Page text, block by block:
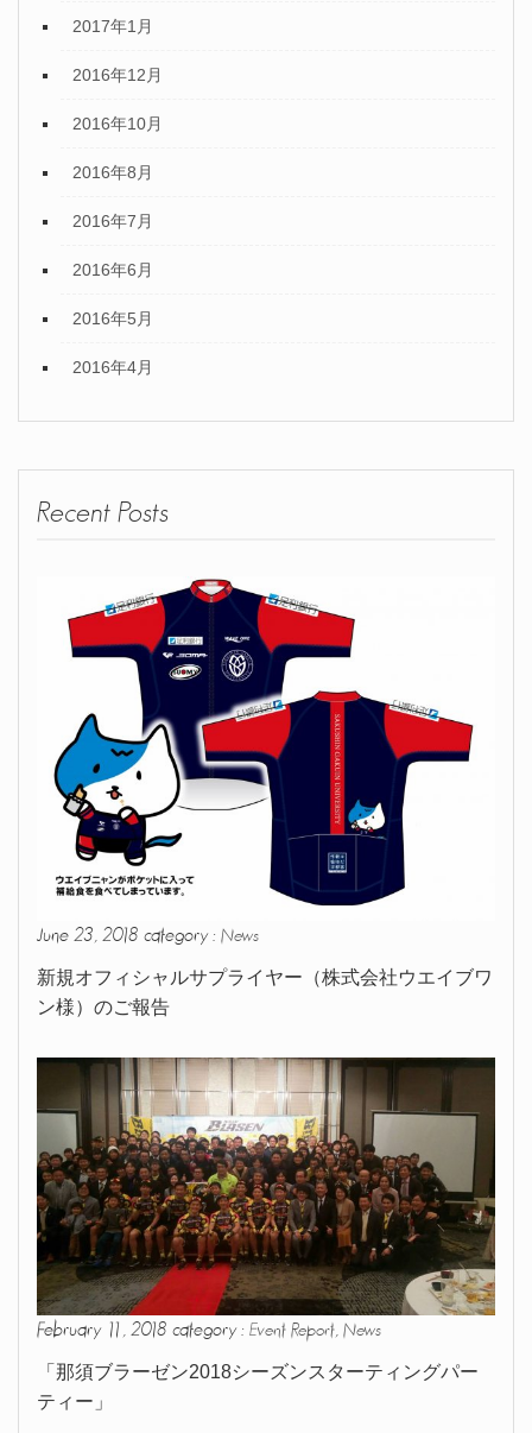
2017年1月
2016年12月
2016年10月
2016年8月
2016年7月
2016年6月
2016年5月
2016年4月
Recent Posts
June 23, 2018 category : News
新規オフィシャルサプライヤー（株式会社ウエイブワ
ン様）のご報告
February 11, 2018 category : Event Report, News
「那須ブラーゼン2018シーズンスターティングパー
ティー」